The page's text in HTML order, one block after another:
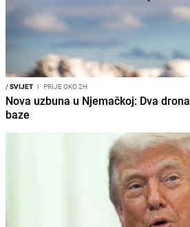
/SVIJET I PRIJE OKO 2H
Nova uzbuna u Njemačkoj: Dva
baze